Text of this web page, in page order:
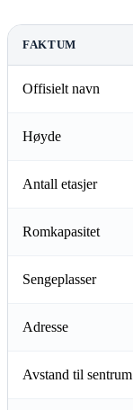
FAKTUM
Offisielt navn
Høyde
Antall etasjer
Romkapasitet
Sengeplasser
Adresse
Avstand til sentrum